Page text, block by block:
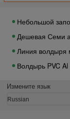
Небольшой
Дешевая Семи
Линия волдыря
Волдырь PVC
Машина
Измените язык
Russian